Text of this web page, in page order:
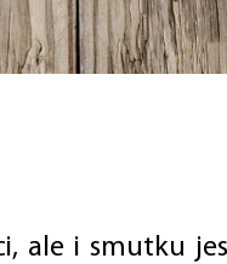
ale i smutku